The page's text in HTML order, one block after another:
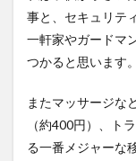
事と、セキュリテ
一軒家やガードマ
つかると思います。
またマッサージな
（約400円）、ト
る一番メジャーな